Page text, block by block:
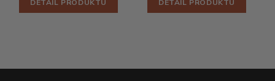
DETAIL PRODUKTU DETAIL PRODUKTU